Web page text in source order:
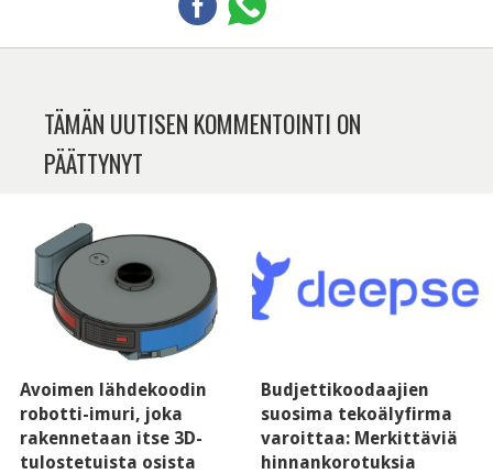
TÄMÄN UUTISEN KOMMENTOINTI ON
PÄÄTTYNYT
Avoimen lähdekoodin
robotti-imuri, joka
rakennetaan itse 3D-
tulostetuista osista
Budjettikoodaajien
suosima tekoälyfirma
varoittaa: Merkittäviä
hinnankorotuksia